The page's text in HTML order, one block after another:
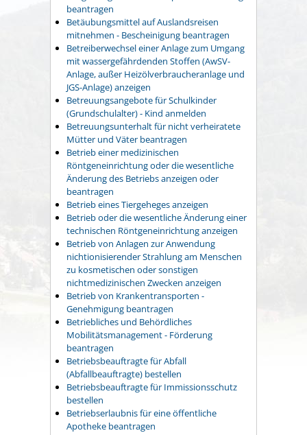
beantragen
Betäubungsmittel auf Auslandsreisen
mitnehmen - Bescheinigung beantragen
Betreiberwechsel einer Anlage zum Umgang
mit wassergefährdenden Stoffen (AwSV-
Anlage, außer Heizölverbraucheranlage und
JGS-Anlage) anzeigen
Betreuungsangebote für Schulkinder
(Grundschulalter) - Kind anmelden
Betreuungsunterhalt für nicht verheiratete
Mütter und Väter beantragen
Betrieb einer medizinischen
Röntgeneinrichtung oder die wesentliche
Änderung des Betriebs anzeigen oder
beantragen
Betrieb eines Tiergeheges anzeigen
Betrieb oder die wesentliche Änderung einer
technischen Röntgeneinrichtung anzeigen
Betrieb von Anlagen zur Anwendung
nichtionisierender Strahlung am Menschen
zu kosmetischen oder sonstigen
nichtmedizinischen Zwecken anzeigen
Betrieb von Krankentransporten -
Genehmigung beantragen
Betriebliches und Behördliches
Mobilitätsmanagement - Förderung
beantragen
Betriebsbeauftragte für Abfall
(Abfallbeauftragte) bestellen
Betriebsbeauftragte für Immissionsschutz
bestellen
Betriebserlaubnis für eine öffentliche
Apotheke beantragen